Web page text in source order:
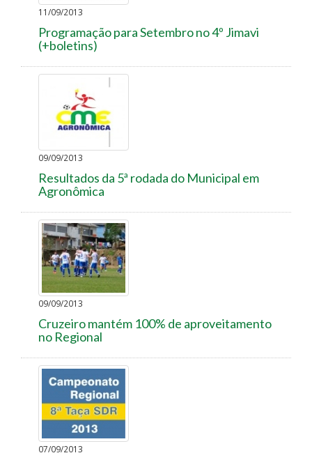
11/09/2013
Programação para Setembro no 4º Jimavi
(+boletins)
09/09/2013
Resultados da 5ª rodada do Municipal em
Agronômica
09/09/2013
Cruzeiro mantém 100% de aproveitamento
no Regional
07/09/2013